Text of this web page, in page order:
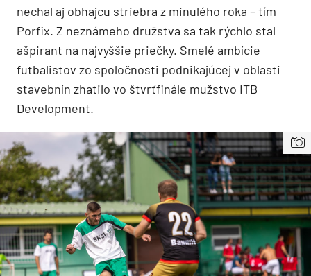
nechal aj obhajcu striebra z minulého roka – tím
Porfix. Z neznámeho družstva sa tak rýchlo stal
ašpirant na najvyššie priečky. Smelé ambície
futbalistov zo spoločnosti podnikajúcej v oblasti
stavebnín zhatilo vo štvrťfinále mužstvo ITB
Development.